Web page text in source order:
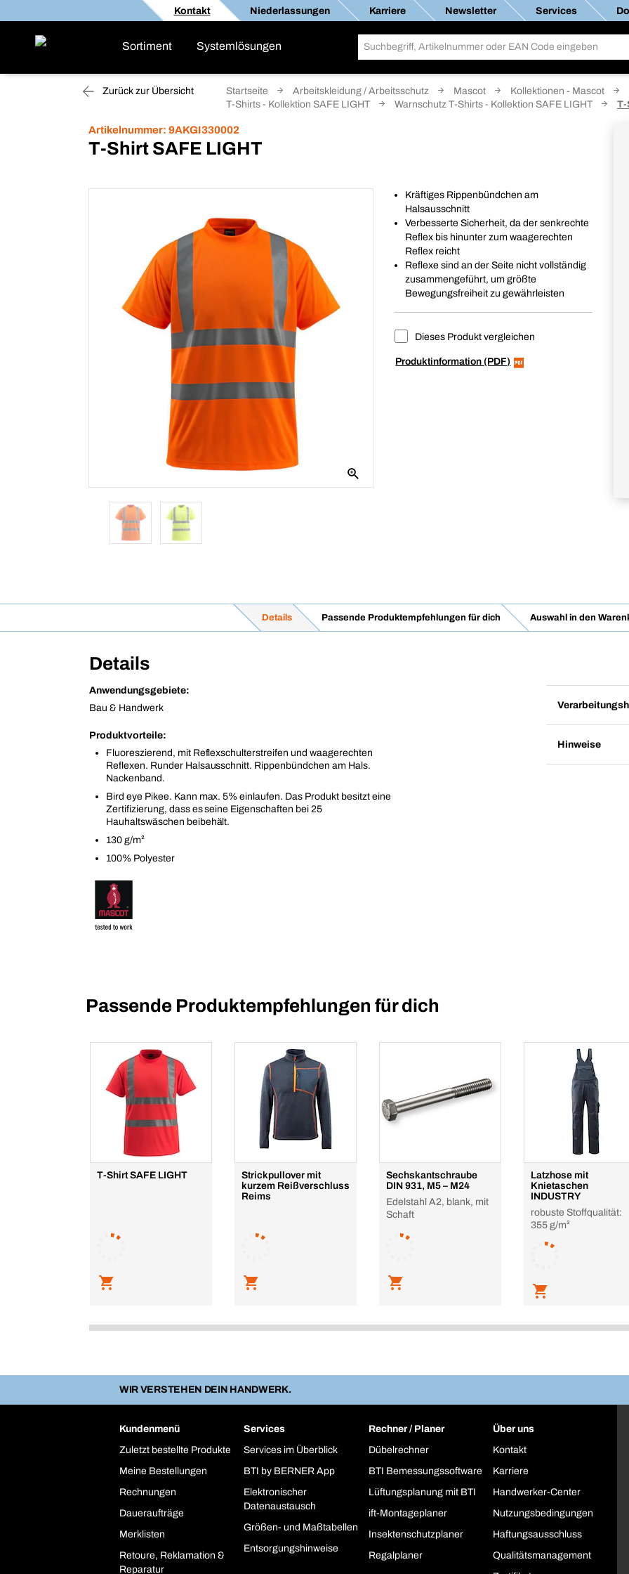
Kontakt Niederlassungen Karriere Newsletter Services
Sortiment Systemlösungen
Zurück zur Übersicht Startseite Arbeitskleidung / Arbeitsschutz Mascot Kollektionen - Mascot
T-Shirts - Kollektion SAFE LIGHT
Warnschutz T-Shirts - Kollektion SAFE LIGHT T-
Artikelnummer: 9AKGI330002
T-Shirt SAFE LIGHT
Kräftiges Rippenbündchen am
Halsausschnitt
Verbesserte Sicherheit, da der senkrechte
Reflex bis hinunter zum waagerechten
Reflex reicht
Reflexe sind an der Seite nicht vollständig
zusammengeführt, um größte
Bewegungsfreiheit zu gewährleisten
Dieses Produkt vergleichen
Produktinformation (PDF)
Details Passende Produktempfehlungen für dich Auswahl in den
Details
Anwendungsgebiete:
Bau & Handwerk
Produktvorteile:
Fluoreszierend, mit Reflexschulterstreifen und waagerechten
Reflexen. Runder Halsausschnitt. Rippenbündchen am Hals.
Nackenband.
Bird eye Pikee. Kann max. 5% einlaufen. Das Produkt besitzt eine
Zertifizierung, dass es seine Eigenschaften bei 25
Hauhaltswäschen beibehält.
130 g/m²
100% Polyester
Hinweise
Passende Produktempfehlungen für dich
T-Shirt SAFE LIGHT
Strickpullover mit
kurzem Reißverschluss
Reims
Sechskantschraube
DIN 931, M5 – M24
Edelstahl A2, blank, mit
Schaft
Latzhose mit
Knietaschen
INDUSTRY
robuste Stoffqualität:
355 g/m²
WIR VERSTEHEN DEIN HANDWERK.
Kundenmenü
Zuletzt bestellte Produkte
Meine Bestellungen
Rechnungen
Daueraufträge
Merklisten
Retoure, Reklamation &
Reparatur
Services
Services im Überblick
BTI by BERNER App
Elektronischer
Datenaustausch
Größen- und Maßtabellen
Entsorgungshinweise
Rechner / Planer
Dübelrechner
BTI Bemessungssoftware
Lüftungsplanung mit BTI
ift-Montageplaner
Insektenschutzplaner
Regalplaner
Über uns
Kontakt
Karriere
Handwerker-Center
Nutzungsbedingungen
Haftungsausschluss
Qualitätsmanagement